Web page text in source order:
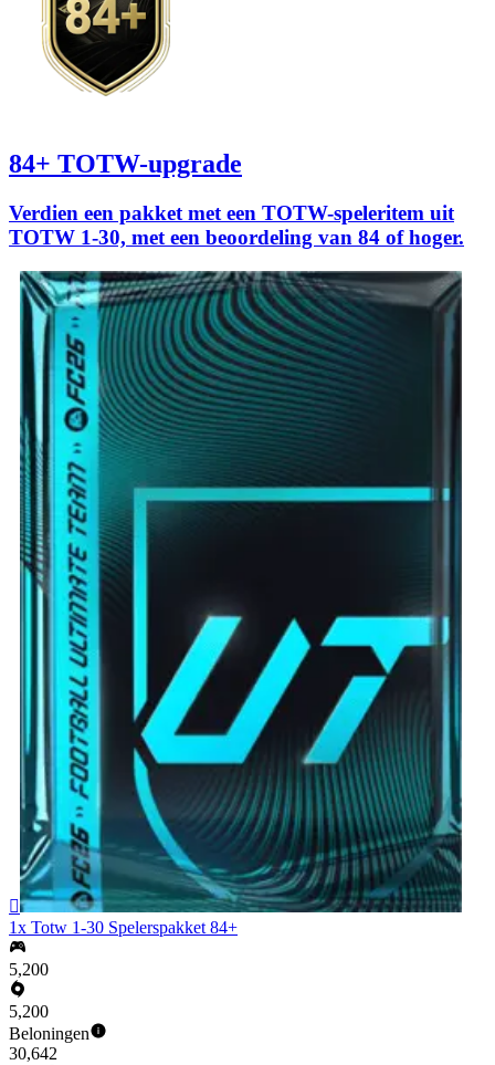
84+ TOTW-upgrade
Verdien een pakket met een TOTW-speleritem uit
TOTW 1-30, met een beoordeling van 84 of hoger.

1x Totw 1-30 Spelerspakket 84+
5,200
5,200
Beloningen
30,642